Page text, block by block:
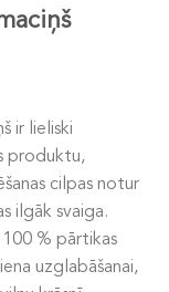
ir lieliski
produktu,
cilpas notur
ilgāk svaiga.
% pārtikas
uzglabāšanai,